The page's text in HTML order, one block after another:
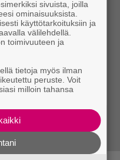
sivuista, joilla
ominaisuuksista.
käyttötarkoituksiin ja
välilehdellä.
toimivuuteen ja
tietoja myös ilman
peruste. Voit
milloin tahansa